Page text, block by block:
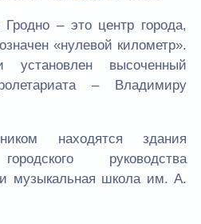
– это центр города,
«нулевой километр».
высоченный
– Владимиру
находятся здания
руководства
музыкальная школа им. А.